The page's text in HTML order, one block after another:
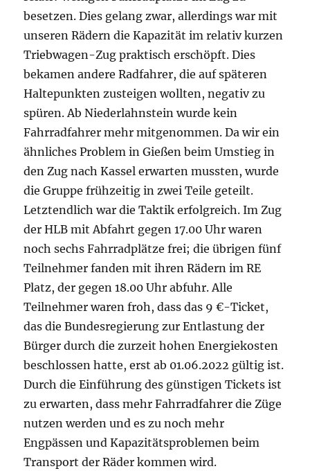
besetzen. Dies gelang zwar, allerdings war mit
unseren Rädern die Kapazität im relativ kurzen
Triebwagen-Zug praktisch erschöpft. Dies
bekamen andere Radfahrer, die auf späteren
Haltepunkten zusteigen wollten, negativ zu
spüren. Ab Niederlahnstein wurde kein
Fahrradfahrer mehr mitgenommen. Da wir ein
ähnliches Problem in Gießen beim Umstieg in
den Zug nach Kassel erwarten mussten, wurde
die Gruppe frühzeitig in zwei Teile geteilt.
Letztendlich war die Taktik erfolgreich. Im Zug
der HLB mit Abfahrt gegen 17.00 Uhr waren
noch sechs Fahrradplätze frei; die übrigen fünf
Teilnehmer fanden mit ihren Rädern im RE
Platz, der gegen 18.00 Uhr abfuhr. Alle
Teilnehmer waren froh, dass das 9 €-Ticket,
das die Bundesregierung zur Entlastung der
Bürger durch die zurzeit hohen Energiekosten
beschlossen hatte, erst ab 01.06.2022 gültig ist.
Durch die Einführung des günstigen Tickets ist
zu erwarten, dass mehr Fahrradfahrer die Züge
nutzen werden und es zu noch mehr
Engpässen und Kapazitätsproblemen beim
Transport der Räder kommen wird.